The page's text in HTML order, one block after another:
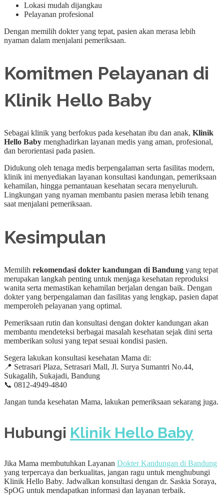
Lokasi mudah dijangkau
Pelayanan profesional
Dengan memilih dokter yang tepat, pasien akan merasa lebih
nyaman dalam menjalani pemeriksaan.
Komitmen Pelayanan di
Klinik Hello Baby
Sebagai klinik yang berfokus pada kesehatan ibu dan anak, Klinik
Hello Baby menghadirkan layanan medis yang aman, profesional,
dan berorientasi pada pasien.
Didukung oleh tenaga medis berpengalaman serta fasilitas modern,
klinik ini menyediakan layanan konsultasi kandungan, pemeriksaan
kehamilan, hingga pemantauan kesehatan secara menyeluruh.
Lingkungan yang nyaman membantu pasien merasa lebih tenang
saat menjalani pemeriksaan.
Kesimpulan
Memilih rekomendasi dokter kandungan di Bandung yang tepat
merupakan langkah penting untuk menjaga kesehatan reproduksi
wanita serta memastikan kehamilan berjalan dengan baik. Dengan
dokter yang berpengalaman dan fasilitas yang lengkap, pasien dapat
memperoleh pelayanan yang optimal.
Pemeriksaan rutin dan konsultasi dengan dokter kandungan akan
membantu mendeteksi berbagai masalah kesehatan sejak dini serta
memberikan solusi yang tepat sesuai kondisi pasien.
Segera lakukan konsultasi kesehatan Mama di:
📍 Setrasari Plaza, Setrasari Mall, Jl. Surya Sumantri No.44,
Sukagalih, Sukajadi, Bandung
📞 0812-4949-4840
Jangan tunda kesehatan Mama, lakukan pemeriksaan sekarang juga.
Hubungi Klinik Hello Baby
Jika Mama membutuhkan Layanan Dokter Kandungan di Bandung
yang terpercaya dan berkualitas, jangan ragu untuk menghubungi
Klinik Hello Baby. Jadwalkan konsultasi dengan dr. Saskia Soraya,
SpOG untuk mendapatkan informasi dan layanan terbaik.